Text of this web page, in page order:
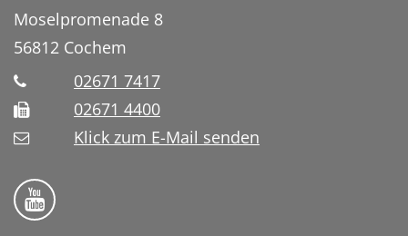
Moselpromenade 8
56812 Cochem
02671 7417
02671 4400
Klick zum E-Mail senden
Bistum Trier auf YouTube